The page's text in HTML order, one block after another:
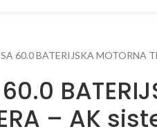
60.0 BATERIJSKA MOTORNA
– AK